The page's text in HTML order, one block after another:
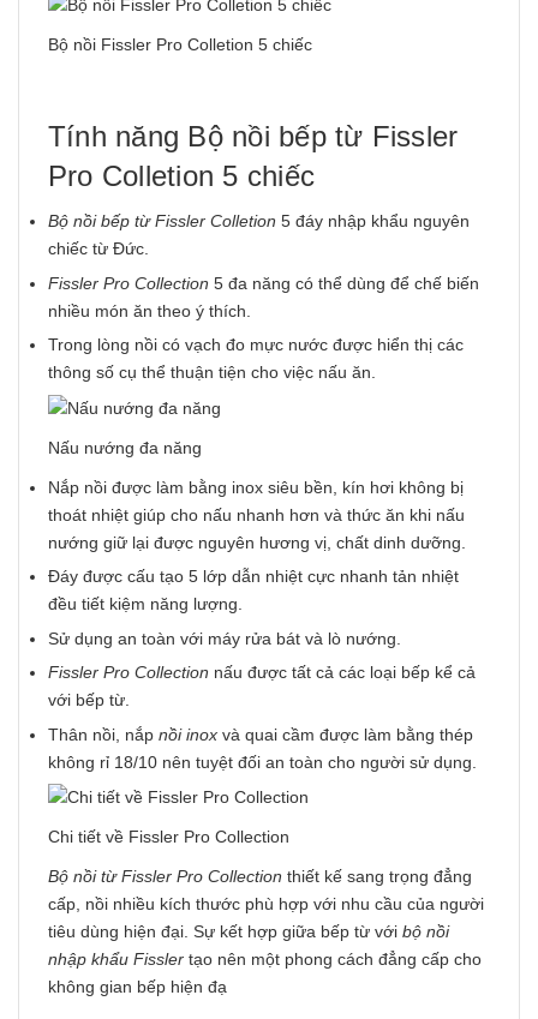
Bộ nồi Fissler Pro Colletion 5 chiếc
Tính năng Bộ nồi bếp từ Fissler
Pro Colletion 5 chiếc
Bộ nồi bếp từFissler Colletion 5 đáy nhập khẩu nguyên
chiếc từ Đức.
Fissler Pro Collection 5 đa năng có thể dùng để chế biến
nhiều món ăn theo ý thích.
Trong lòng nồi có vạch đo mực nước được hiển thị các
thông số cụ thể thuận tiện cho việc nấu ăn.
Nấu nướng đa năng
Nắp nồi được làm bằng inox siêu bền, kín hơi không bị
thoát nhiệt giúp cho nấu nhanh hơn và thức ăn khi nấu
nướng giữ lại được nguyên hương vị, chất dinh dưỡng.
Đáy được cấu tạo 5 lớp dẫn nhiệt cực nhanh tản nhiệt
đều tiết kiệm năng lượng.
Sử dụng an toàn với máy rửa bát và lò nướng.
Fissler Pro Collection nấu được tất cả các loại bếp kể cả
với bếp từ.
Thân nồi, nắp nồi inox và quai cầm được làm bằng thép
không rỉ 18/10 nên tuyệt đối an toàn cho người sử dụng.
Chi tiết về Fissler Pro Collection
Bộ nồi từ Fissler Pro Collection thiết kế sang trọng đẳng
cấp, nồi nhiều kích thước phù hợp với nhu cầu của người
tiêu dùng hiện đại. Sự kết hợp giữa bếp từ với bộ nồi
nhập khẩu Fissler tạo nên một phong cách đẳng cấp cho
không gian bếp hiện đạ